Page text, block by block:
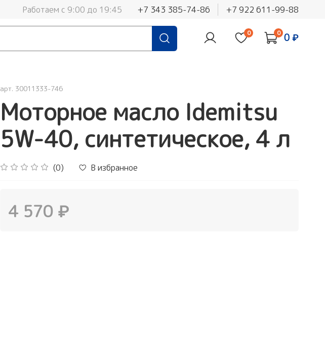
Работаем с 9:00 до 19:45 +7 343 385-74-86 +7 922 611-99-88
0 0 0 ₽
арт. 30011333-746
Моторное масло Idemitsu
5W-40, синтетическое, 4 л
(0) В избранное
4 570 ₽